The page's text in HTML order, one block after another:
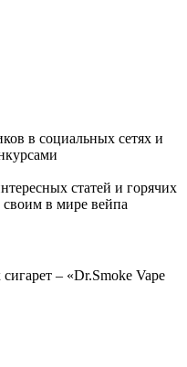
в социальных сетях и
статей и горячих
в мире вейпа
– «Dr.Smoke Vape